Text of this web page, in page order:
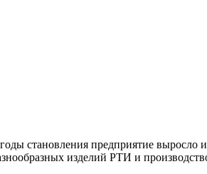
становления предприятие
изделий РТИ и